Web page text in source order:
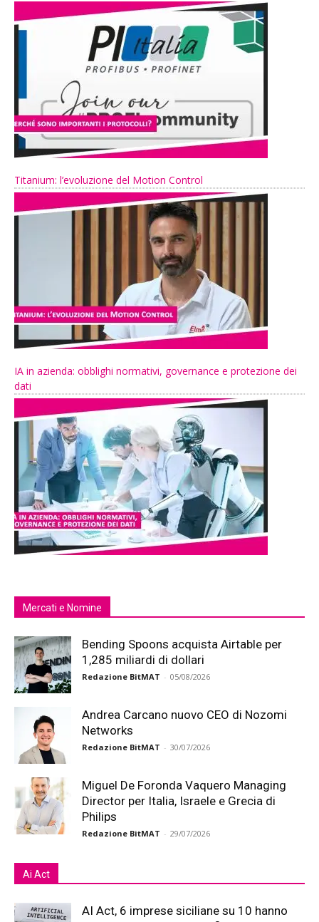
Titanium: l’evoluzione del Motion Control
IA in azienda: obblighi normativi, governance e protezione dei
dati
Mercati e Nomine
Bending Spoons acquista Airtable per
1,285 miliardi di dollari
Redazione BitMAT - 05/08/2026
Andrea Carcano nuovo CEO di Nozomi
Networks
Redazione BitMAT - 30/07/2026
Miguel De Foronda Vaquero Managing
Director per Italia, Israele e Grecia di
Philips
Redazione BitMAT - 29/07/2026
Ai Act
AI Act, 6 imprese siciliane su 10 hanno